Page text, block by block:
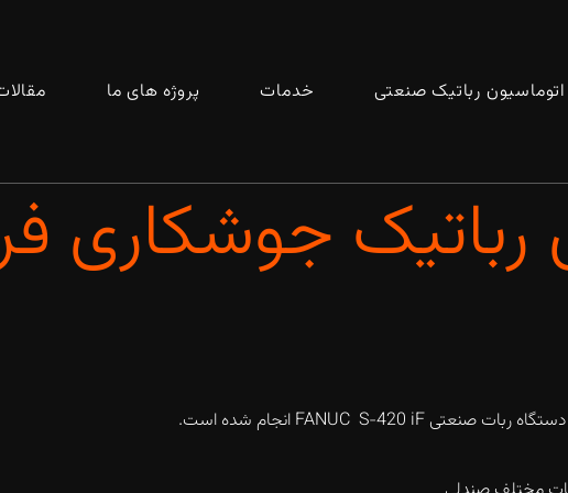
رباتیک صنعتی خدمات پروژه های ما
جوشکاری
دستگاه ربات صنعتی FANUC S-420 iF انجام شده است.